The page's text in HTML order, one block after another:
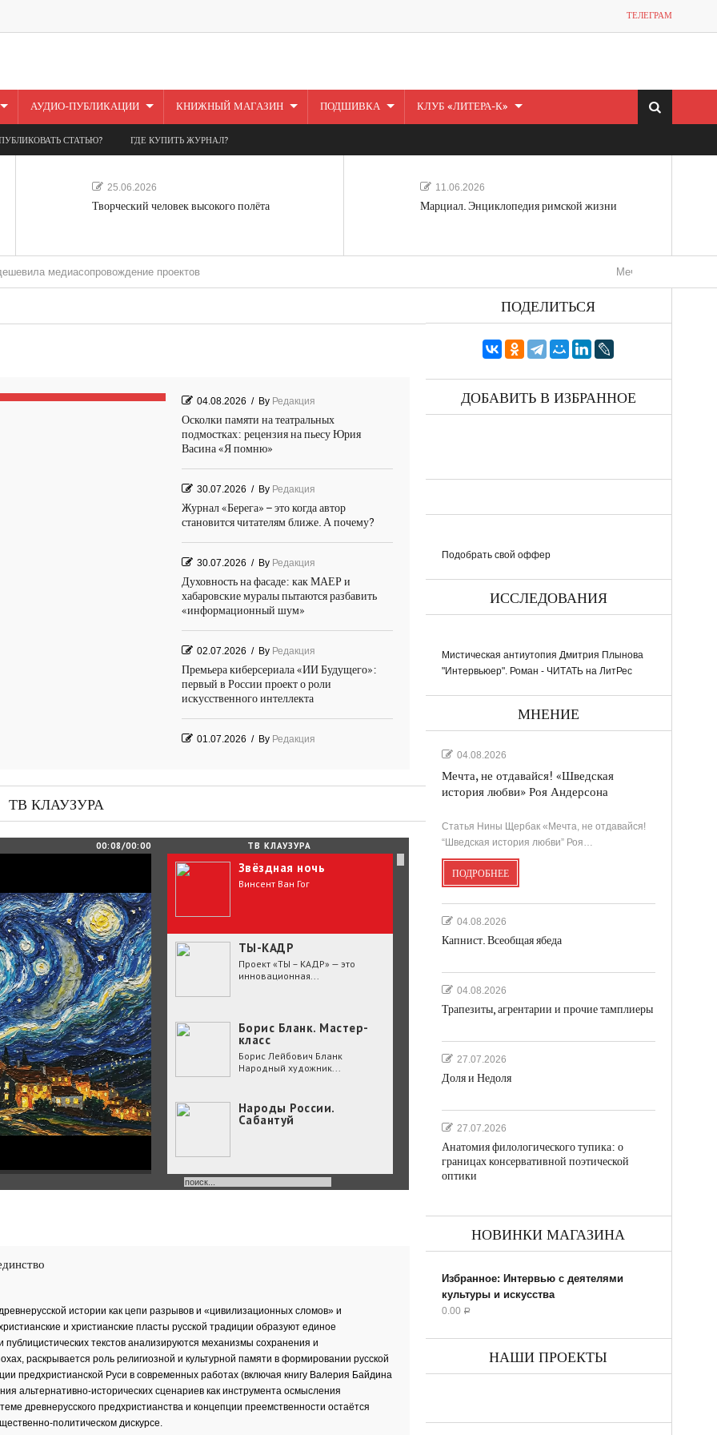
ТЕЛЕГРАМ
АУДИО-ПУБЛИКАЦИИ КНИЖНЫЙ МАГАЗИН ПОДШИВКА КЛУБ «ЛИТЕРА-К»
СТАТЬЮ? ГДЕ КУПИТЬ ЖУРНАЛ?
25.06.2026
Творческий человек высокого полёта
11.06.2026
Марциал. Энциклопедия римской жизни
проектов Мечта, не отдавайся!
04.08.2026 / By Редакция
Осколки памяти на театральных
подмостках: рецензия на пьесу Юрия
Васина «Я помню»
30.07.2026 / By Редакция
Журнал «Берега» – это когда автор
становится читателям ближе. А почему?
30.07.2026 / By Редакция
Духовность на фасаде: как МАЕР и
хабаровские муралы пытаются разбавить
«информационный шум»
02.07.2026 / By Редакция
Премьера киберсериала «ИИ Будущего»:
первый в России проект о роли
искусственного интеллекта
01.07.2026 / By Редакция
25.06.2026 / ByРедакция
Зелёные мемориалы памяти и славы
ТВ КЛАУЗУРА
Звёздная ночь
Винсент Ван Гог
ТЫ-КАДР
Проект «ТЫ – КАДР» — это
инновационная...
Борис Бланк. Мастер-
класс
Борис Лейбович Бланк
Народный художник...
Народы России.
Сабантуй
Народы России
В День славянской
совсем...
День славянской
письменности и
культуры
24 мая славянский мир
—...
ТВ КЛАУЗУРА
00:08/00:00
истории как цепи разрывов и «цивилизационных сломов» и
и христианские пласты русской традиции образуют единое
текстов анализируются механизмы сохранения и
раскрывается роль религиозной и культурной памяти в формировании русской
предхристианской Руси в современных работах (включая книгу Валерия Байдина
альтернативно-исторических сценариев как инструмента осмысления
древнерусского предхристианства и концепции преемственности остаётся
политическом дискурсе.
ПОДЕЛИТЬСЯ
ДОБАВИТЬ В ИЗБРАННОЕ
Подобрать свой оффер
ИССЛЕДОВАНИЯ
Мистическая антиутопия Дмитрия Плынова
"Интервьюер". Роман - ЧИТАТЬ на ЛитРес
МНЕНИЕ
04.08.2026
Мечта, не отдавайся! «Шведская
история любви» Роя Андерсона
Статья Нины Щербак «Мечта, не отдавайся!
“Шведская история любви” Роя…
ПОДРОБНЕЕ
04.08.2026
Капнист. Всеобщая ябеда
04.08.2026
Трапезиты, агрентарии и прочие тамплиеры
27.07.2026
Доля и Недоля
27.07.2026
Анатомия филологического тупика: о
границах консервативной поэтической
оптики
НОВИНКИ МАГАЗИНА
Избранное: Интервью с деятелями
культуры и искусства
0.00 Р
НАШИ ПРОЕКТЫ